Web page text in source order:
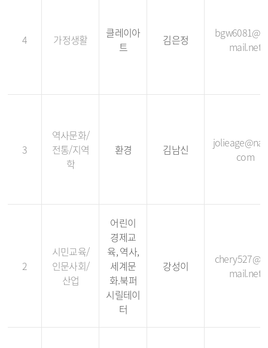
4 가정생활
클레이아
트
김은정
mail.net
3
역사문화/
전통/지역
학
환경 김남신
com
2
시민교육/
인문사회/
산업
어린이
경제교
육, 역사,
세계문
화.북퍼
시릴테이
터
강성이
mail.net